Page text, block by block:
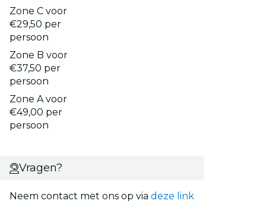
Zone C voor
€29,50 per
persoon
Zone B voor
€37,50 per
persoon
Zone A voor
€49,00 per
persoon
Vragen?
Neem contact met ons op via deze link